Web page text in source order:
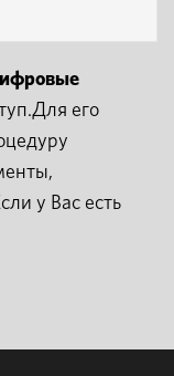
его
у Вас есть